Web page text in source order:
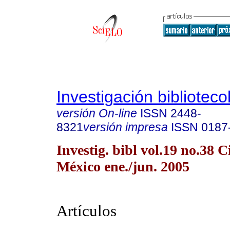
Investigación
versión On-line ISSN 2448-
8321versión impresa ISSN
Investig. bibl vol.19 no.38
México ene./jun. 2005
Artículos